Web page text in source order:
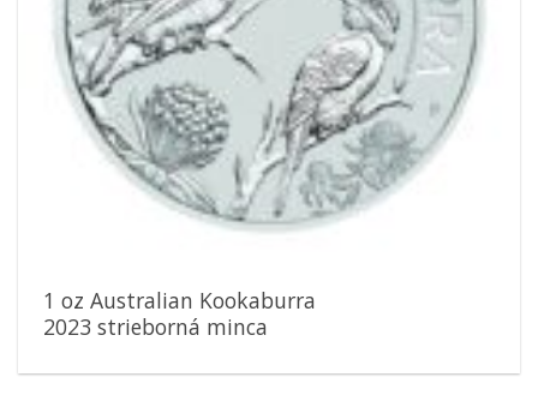
1 oz Australian Kookaburra
2023 strieborná minca